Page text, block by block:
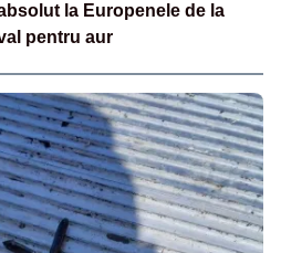
la Europenele de la
pentru aur